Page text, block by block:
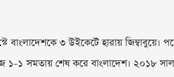
বাংলাদেশকে ৩ উইকেটে হারায় জিম্বাবুয়ে।
১ সমতায় শেষ করে বাংলাদেশ। ২০১৮ সাল